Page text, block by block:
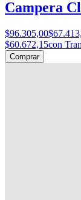
Campera
$96.305,00
$60.672,15con
Comprar